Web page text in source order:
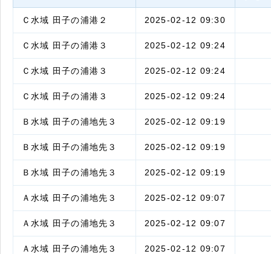
Ｃ水域 田子の浦港２ 2025-02-12 09:30
Ｃ水域 田子の浦港３ 2025-02-12 09:24
Ｃ水域 田子の浦港３ 2025-02-12 09:24
Ｃ水域 田子の浦港３ 2025-02-12 09:24
Ｂ水域 田子の浦地先３ 2025-02-12 09:19
Ｂ水域 田子の浦地先３ 2025-02-12 09:19
Ｂ水域 田子の浦地先３ 2025-02-12 09:19
Ａ水域 田子の浦地先３ 2025-02-12 09:07
Ａ水域 田子の浦地先３ 2025-02-12 09:07
Ａ水域 田子の浦地先３ 2025-02-12 09:07